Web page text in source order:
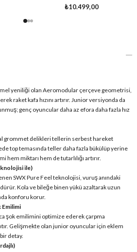
₺10.499,00
yeniliği olan Aeromodular çerçeve geometrisi,
raket kafa hızını artırır. Junior versiyonda da
genç oyuncular daha az efora daha fazla hız
grommet delikleri tellerin serbest hareket
top temasında teller daha fazla bükülüp yerine
miktarı hem de tutarlılığı artırır.
ile)
SWX Pure Feel teknolojisi, vuruş anındaki
Kola ve bileğe binen yükü azaltarak uzun
konforu korur.
Emilimi
şok emilimini optimize ederek çarpma
Gelişmekte olan junior oyuncular için eklem
detay.